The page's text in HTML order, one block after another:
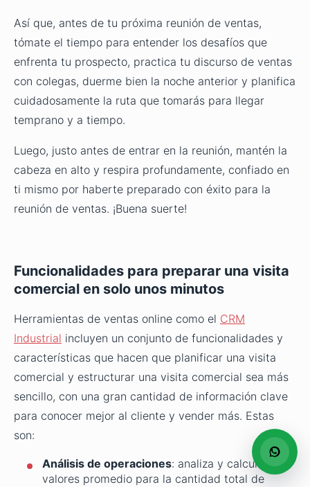
Así que, antes de tu próxima reunión de ventas,
tómate el tiempo para entender los desafíos que
enfrenta tu prospecto, practica tu discurso de ventas
con colegas, duerme bien la noche anterior y planifica
cuidadosamente la ruta que tomarás para llegar
temprano y a tiempo.
Luego, justo antes de entrar en la reunión, mantén la
cabeza en alto y respira profundamente, confiado en
ti mismo por haberte preparado con éxito para la
reunión de ventas. ¡Buena suerte!
Funcionalidades para preparar una visita
comercial en solo unos minutos
Herramientas de ventas online como el CRM
Industrial incluyen un conjunto de funcionalidades y
características que hacen que planificar una visita
comercial y estructurar una visita comercial sea más
sencillo, con una gran cantidad de información clave
para conocer mejor al cliente y vender más. Estas
son:
Análisis de operaciones: analiza y calcula
valores promedio para la cantidad total de